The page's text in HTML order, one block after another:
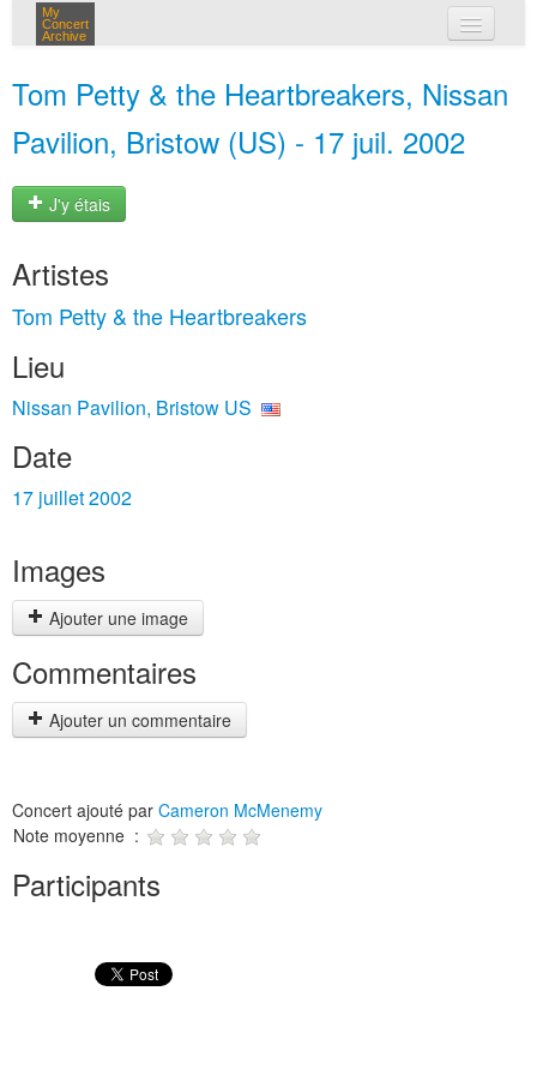
My
Concert
Archive
Tom Petty & the Heartbreakers, Nissan
Pavilion, Bristow (US) - 17 juil. 2002
J'y étais
Artistes
Tom Petty & the Heartbreakers
Lieu
Nissan Pavilion, Bristow US
Date
17 juillet 2002
Images
Ajouter une image
Commentaires
Ajouter un commentaire
Concert ajouté par Cameron McMenemy
Note moyenne :
Participants